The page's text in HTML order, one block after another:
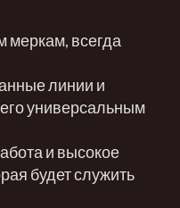
меркам, всегда
линии и
универсальным
и высокое
будет служить